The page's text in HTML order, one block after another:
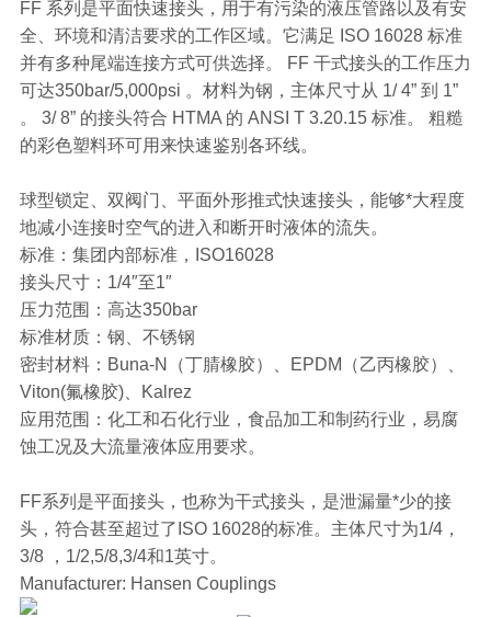
FF 系列是平面快速接头，用于有污染的液压管路以及有安
全、环境和清洁要求的工作区域。它满足 ISO 16028 标准
并有多种尾端连接方式可供选择。 FF 干式接头的工作压力
可达350bar/5,000psi 。材料为钢，主体尺寸从 1/ 4” 到 1”
。 3/ 8” 的接头符合 HTMA 的 ANSI T 3.20.15 标准。 粗糙
的彩色塑料环可用来快速鉴别各环线。
球型锁定、双阀门、平面外形推式快速接头，能够*大程度
地减小连接时空气的进入和断开时液体的流失。
标准：集团内部标准，ISO16028
接头尺寸：1/4″至1″
压力范围：高达350bar
标准材质：钢、不锈钢
密封材料：Buna-N（丁腈橡胶）、EPDM（乙丙橡胶）、
Viton(氟橡胶)、Kalrez
应用范围：化工和石化行业，食品加工和制药行业，易腐
蚀工况及大流量液体应用要求。
FF系列是平面接头，也称为干式接头，是泄漏量*少的接
头，符合甚至超过了ISO 16028的标准。主体尺寸为1/4，
3/8 ，1/2,5/8,3/4和1英寸。
Manufacturer: Hansen Couplings